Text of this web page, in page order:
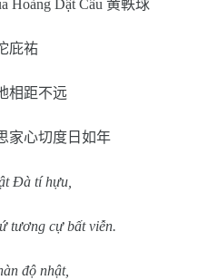
Hoàng Dật Cầu 黄軼球
庇祐
相距不远
家心切度日如年
Đà tí hựu,
tương cự bất viễn.
độ nhật,